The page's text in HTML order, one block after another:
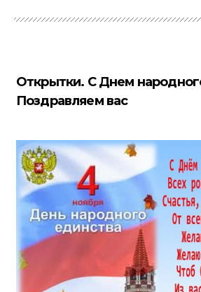
Открытки. С Днем
Поздравляем вас